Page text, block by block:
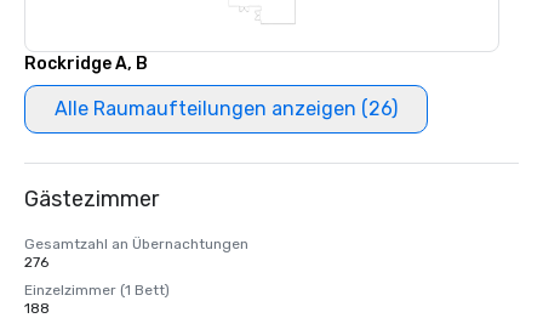
Rockridge A, B
Alle Raumaufteilungen anzeigen (26)
Gästezimmer
Gesamtzahl an Übernachtungen
276
Einzelzimmer (1 Bett)
188